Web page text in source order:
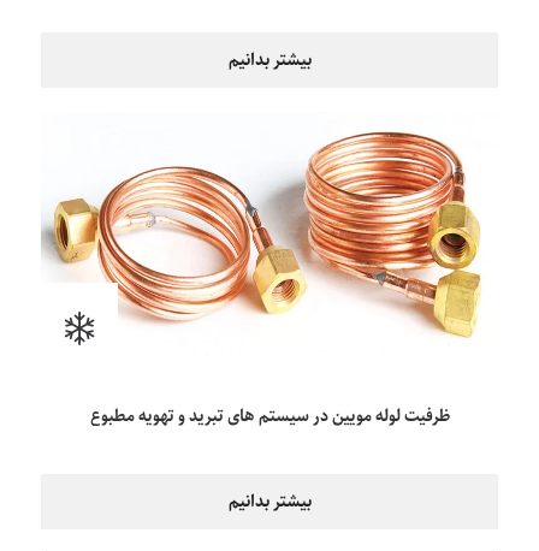
بیشتر بدانیم
ظرفیت لوله مویین در سیستم های تبرید و تهویه مطبوع
بیشتر بدانیم